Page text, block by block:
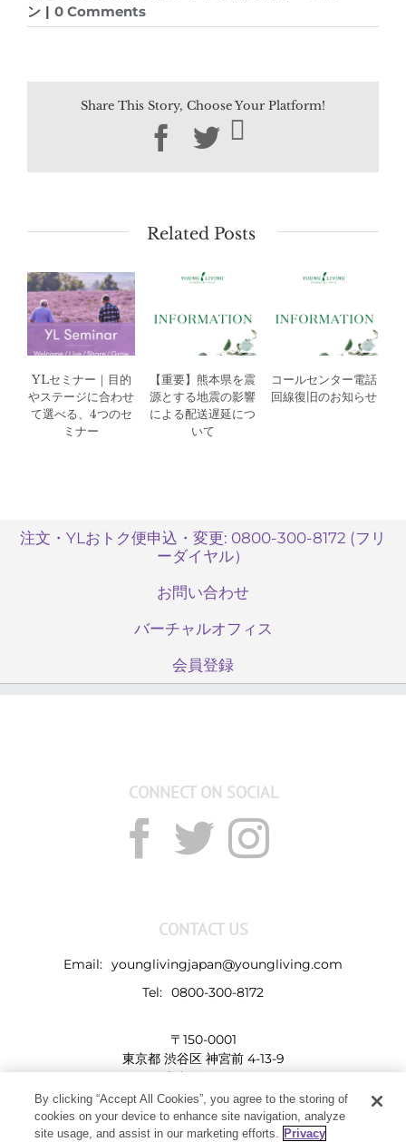
ン | 0 Comments
Share This Story, Choose Your Platform!
Facebook
Twitter
Related Posts
YLセミナー｜目的
やステージに合わせ
て選べる、4つのセ
ミナー
【重要】熊本県を震
源とする地震の影響
による配送遅延につ
いて
コールセンター電話
回線復旧のお知らせ
注文・YLおトク便申込・変更: 0800-300-8172 (フリ
ーダイヤル）
お問い合わせ
バーチャルオフィス
会員登録
CONNECT ON SOCIAL
CONTACT US
Email: younglivingjapan@youngliving.com
Tel: 0800-300-8172
〒150-0001
東京都 渋谷区 神宮前 4-13-9
By clicking “Accept All Cookies”, you agree to the storing of
cookies on your device to enhance site navigation, analyze
site usage, and assist in our marketing efforts. Privacy